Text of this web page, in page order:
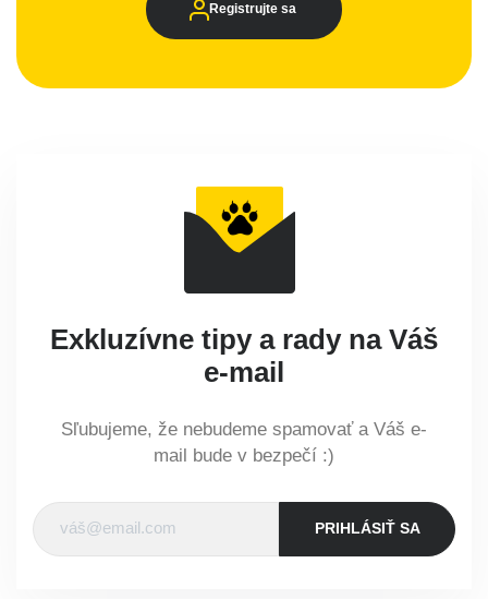
Registrujte sa
Exkluzívne tipy a rady na Váš
e-mail
Sľubujeme, že nebudeme spamovať a Váš e-
mail bude v bezpečí :)
PRIHLÁSIŤ SA